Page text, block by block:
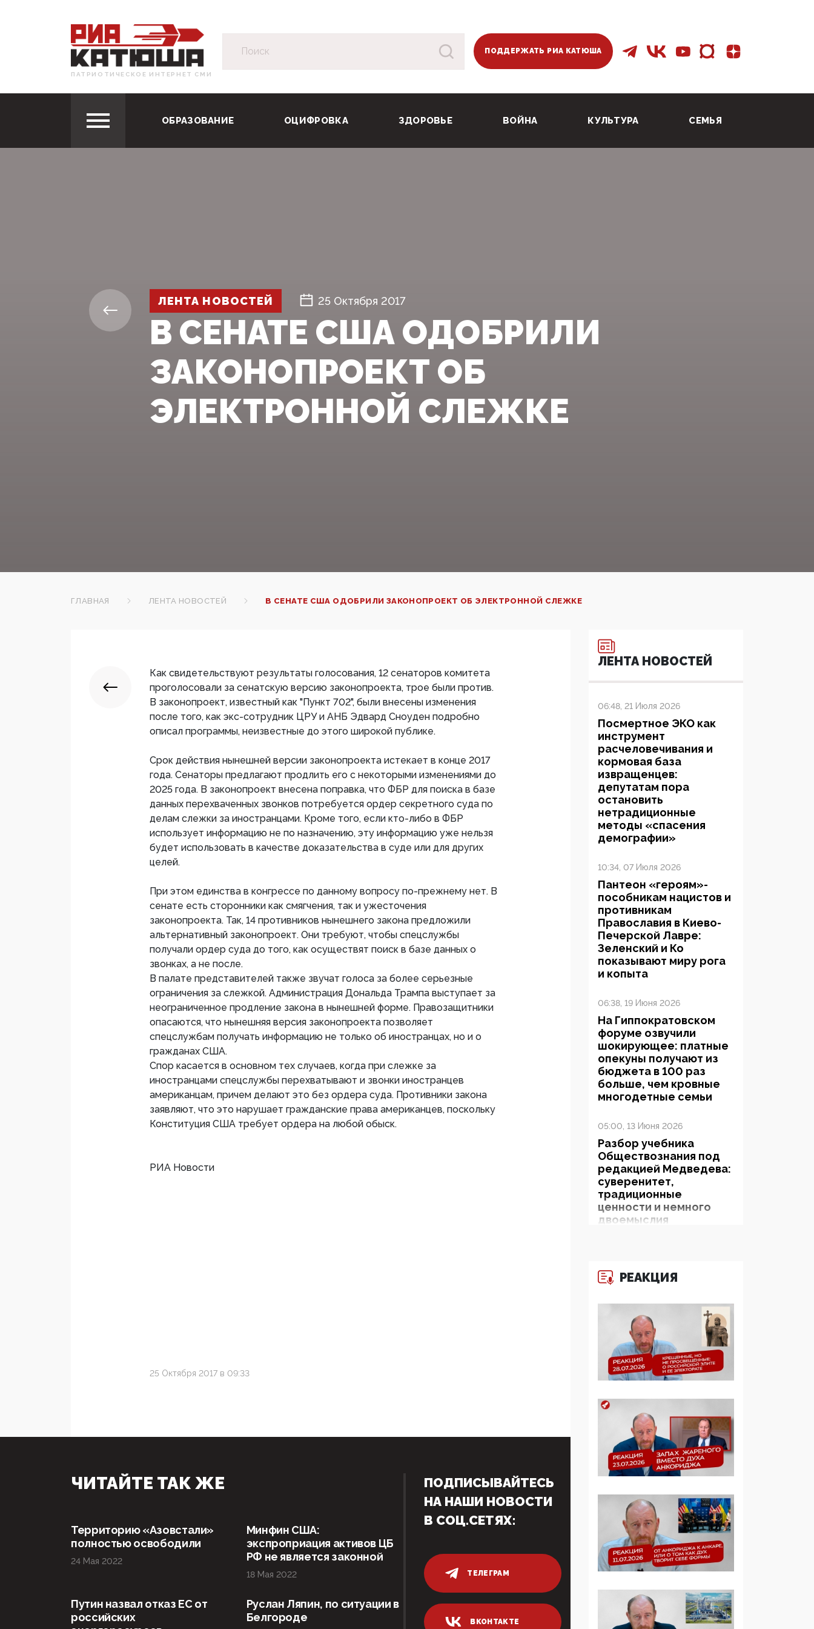
ПАТРИОТИЧЕСКОЕ ИНТЕРНЕТ СМИ
ПОДДЕРЖАТЬ РИА КАТЮША
ОБРАЗОВАНИЕ ОЦИФРОВКА ЗДОРОВЬЕ ВОЙНА КУЛЬТУРА СЕМЬЯ
ЛЕНТА НОВОСТЕЙ 25 Октября 2017
В СЕНАТЕ США ОДОБРИЛИ
ЗАКОНОПРОЕКТ ОБ
ЭЛЕКТРОННОЙ СЛЕЖКЕ‍
ГЛАВНАЯ ЛЕНТА НОВОСТЕЙ В СЕНАТЕ США ОДОБРИЛИ ЗАКОНОПРОЕКТ ОБ ЭЛЕКТРОННОЙ СЛЕЖКЕ‍
Как свидетельствуют результаты голосования, 12 сенаторов комитета
проголосовали за сенатскую версию законопроекта, трое были против.
В законопроект, известный как "Пункт 702", были внесены изменения
после того, как экс-сотрудник ЦРУ и АНБ Эдвард Сноуден подробно
описал программы, неизвестные до этого широкой публике.
Срок действия нынешней версии законопроекта истекает в конце 2017
года. Сенаторы предлагают продлить его с некоторыми изменениями до
2025 года. В законопроект внесена поправка, что ФБР для поиска в базе
данных перехваченных звонков потребуется ордер секретного суда по
делам слежки за иностранцами. Кроме того, если кто-либо в ФБР
использует информацию не по назначению, эту информацию уже нельзя
будет использовать в качестве доказательства в суде или для других
целей.
При этом единства в конгрессе по данному вопросу по-прежнему нет. В
сенате есть сторонники как смягчения, так и ужесточения
законопроекта. Так, 14 противников нынешнего закона предложили
альтернативный законопроект. Они требуют, чтобы спецслужбы
получали ордер суда до того, как осуществят поиск в базе данных о
звонках, а не после.
В палате представителей также звучат голоса за более серьезные
ограничения за слежкой. Администрация Дональда Трампа выступает за
неограниченное продление закона в нынешней форме. Правозащитники
опасаются, что нынешняя версия законопроекта позволяет
спецслужбам получать информацию не только об иностранцах, но и о
гражданах США.
Спор касается в основном тех случаев, когда при слежке за
иностранцами спецслужбы перехватывают и звонки иностранцев
американцам, причем делают это без ордера суда. Противники закона
заявляют, что это нарушает гражданские права американцев, поскольку
Конституция США требует ордера на любой обыск.
РИА Новости
25 Октября 2017 в 09:33
ЛЕНТА НОВОСТЕЙ
06:48, 21 Июля 2026
Посмертное ЭКО как
инструмент
расчеловечивания и
кормовая база
извращенцев:
депутатам пора
остановить
нетрадиционные
методы «спасения
демографии»
10:34, 07 Июля 2026
Пантеон «героям»-
пособникам нацистов и
противникам
Православия в Киево-
Печерской Лавре:
Зеленский и Ко
показывают миру рога
и копыта
06:38, 19 Июня 2026
На Гиппократовском
форуме озвучили
шокирующее: платные
опекуны получают из
бюджета в 100 раз
больше, чем кровные
многодетные семьи
05:00, 13 Июня 2026
Разбор учебника
Обществознания под
редакцией Медведева:
суверенитет,
традиционные
ценности и немного
двоемыслия
увидела
деятельность ИИТО
ЮНЕСКО в России, но
цифроглобалисты
продолжают
определять повестку в
образовании
09:43, 01 Июня 2026
5G за счет здоровья
граждан: Минцифры
намерено отобрать у
регионов и
муниципалитетов право
защищать жилые дома
и социальные объекты
от ЭМИ
05:58, 26 Мая 2026
Роскомнадзор
освободили от борца с
опасным контентом
07:39, 25 Мая 2026
РЕАКЦИЯ
ЧИТАЙТЕ ТАК ЖЕ
Территорию «Азовстали»
полностью освободили
24 Мая 2022
Минфин США:
экспроприация активов ЦБ
РФ не является законной
18 Мая 2022
Путин назвал отказ ЕС от
российских
Руслан Ляпин, по ситуации в
Белгороде
ПОДПИСЫВАЙТЕСЬ
НА НАШИ НОВОСТИ
В СОЦ.СЕТЯХ:
ТЕЛЕГРАМ
ВКОНТАКТЕ